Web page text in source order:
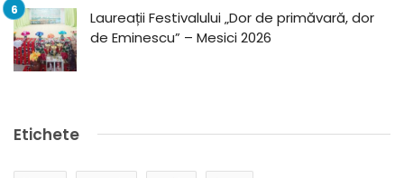
Laureații Festivalului „Dor de primăvară, dor
de Eminescu” – Mesici 2026
Etichete